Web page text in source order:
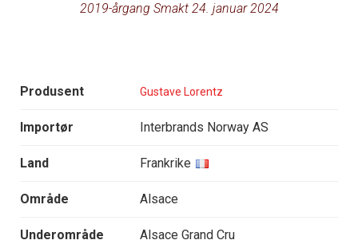
2019-årgang Smakt 24. januar 2024
Produsent Gustave Lorentz
Importør Interbrands Norway AS
Land Frankrike
Område Alsace
Underområde Alsace Grand Cru